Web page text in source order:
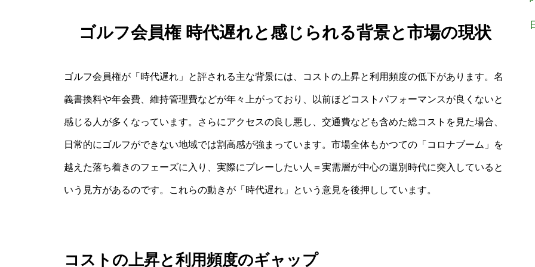
ゴルフ会員権 時代遅れと感じられる背景と市場の現状
ゴルフ会員権が「時代遅れ」と評される主な背景には、コストの上昇と利用頻度の低下があります。名
義書換料や年会費、維持管理費などが年々上がっており、以前ほどコストパフォーマンスが良くないと
感じる人が多くなっています。さらにアクセスの良し悪し、交通費なども含めた総コストを見た場合、
日常的にゴルフができない地域では割高感が強まっています。市場全体もかつての「コロナブーム」を
越えた落ち着きのフェーズに入り、実際にプレーしたい人＝実需層が中心の選別時代に突入していると
いう見方があるのです。これらの動きが「時代遅れ」という意見を後押ししています。
コストの上昇と利用頻度のギャップ